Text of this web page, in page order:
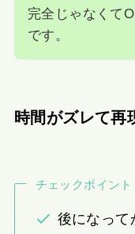
完全じゃなくて
です。
時間がズレて再
チェックポイント
後になって